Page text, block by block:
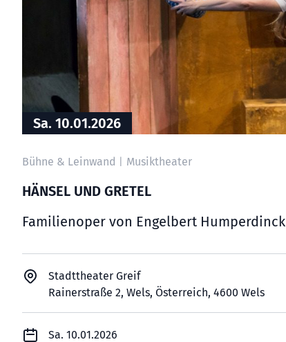
Sa. 10.01.2026
Bühne & Leinwand Musiktheater
HÄNSEL UND GRETEL
Familienoper von Engelbert Humperdinck
Stadttheater Greif
Rainerstraße 2, Wels, Österreich, 4600 Wels
Sa. 10.01.2026